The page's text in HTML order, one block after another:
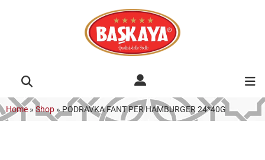
Home » Shop »PODRAVKA FANT PER HAMBURGER 24*40G